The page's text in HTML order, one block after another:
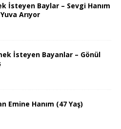
İsteyen Baylar – Sevgi Hanım
Arıyor
İsteyen Bayanlar – Gönül
Emine Hanım (47 Yaş)